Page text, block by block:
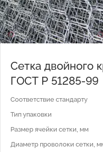
Сетка двойного
ГОСТ Р 51285-99
Соответствие стандарту
Тип упаковки
Размер ячейки сетки, мм
Диаметр проволоки сетки,